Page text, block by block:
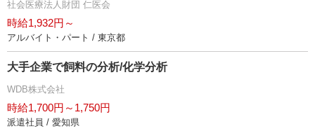
社会医療法人財団 仁医会
時給1,932円～
アルバイト・パート / 東京都
大手企業で飼料の分析/化学分析
WDB株式会社
時給1,700円～1,750円
派遣社員 / 愛知県